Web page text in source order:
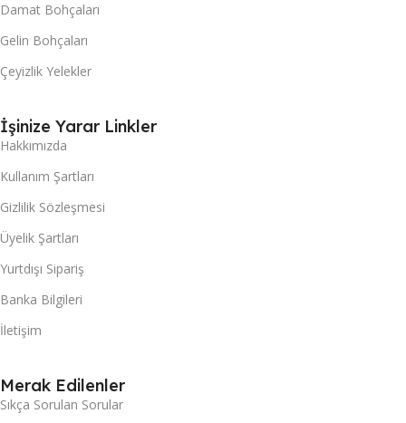
Damat Bohçaları
Gelin Bohçaları
Çeyizlik Yelekler
İşinize Yarar Linkler
Hakkımızda
Kullanım Şartları
Gizlilik Sözleşmesi
Üyelik Şartları
Yurtdışı Sipariş
Banka Bilgileri
İletişim
Merak Edilenler
Sıkça Sorulan Sorular